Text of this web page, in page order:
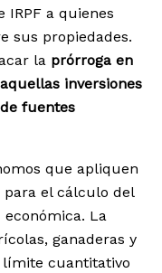
IRPF a quienes
sus propiedades.
la prórroga en
inversiones
fuentes
que apliquen
para el cálculo del
La
ganaderas y
límite cuantitativo